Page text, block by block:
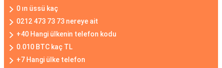
0 ın üssü kaç
0212 473 73 73 nereye ait
+40 Hangi ülkenin telefon kodu
0.010 BTC kaç TL
+7 Hangi ülke telefon